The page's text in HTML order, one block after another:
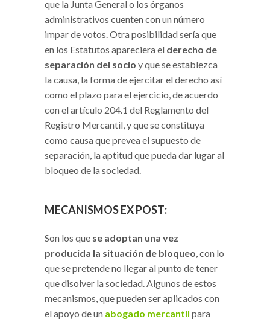
que la Junta General o los órganos
administrativos cuenten con un número
impar de votos. Otra posibilidad sería que
en los Estatutos apareciera el derecho de
separación del socio y que se establezca
la causa, la forma de ejercitar el derecho así
como el plazo para el ejercicio, de acuerdo
con el artículo 204.1 del Reglamento del
Registro Mercantil, y que se constituya
como causa que prevea el supuesto de
separación, la aptitud que pueda dar lugar al
bloqueo de la sociedad.
MECANISMOS EX POST:
Son los que se adoptan una vez
producida la situación de bloqueo, con lo
que se pretende no llegar al punto de tener
que disolver la sociedad. Algunos de estos
mecanismos, que pueden ser aplicados con
el apoyo de un abogado mercantil para